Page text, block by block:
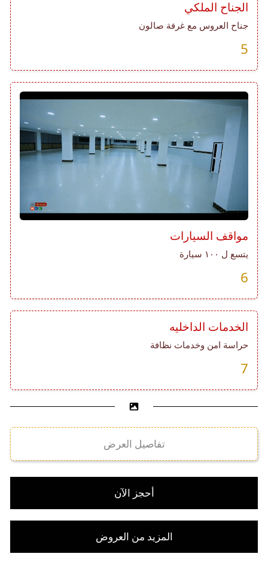
الجناح الملكي
جناح العروس مع غرفة صالون
5
مواقف السيارات
يتسع ل ١٠٠ سيارة
6
الخدمات الداخليه
حراسة امن وخدمات نظافة
7
تفاصيل العرض
أحجز الآن
المزيد من العروض